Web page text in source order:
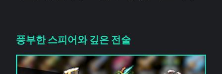
풍부한 스피어와 깊은 전술